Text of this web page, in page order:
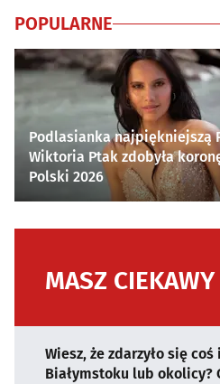
POPULARNE
Podlasianka najpiękniejszą
Wiktoria Ptak zdobyła
Polski 2026
MASZ
Wiesz, że zdarzyło się
Białymstoku lub okolicy?